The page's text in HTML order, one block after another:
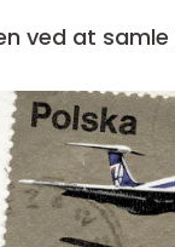
ved at samle